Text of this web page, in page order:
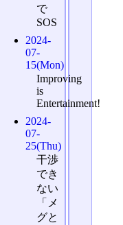
で
SOS
2024-
07-
15(Mon)
Improving
is
Entertainment!
2024-
07-
25(Thu)
干渉
でき
ない
「メ
グと